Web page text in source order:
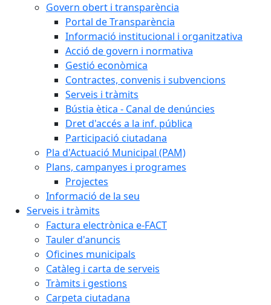
Govern obert i transparència
Portal de Transparència
Informació institucional i organitzativa
Acció de govern i normativa
Gestió econòmica
Contractes, convenis i subvencions
Serveis i tràmits
Bústia ètica - Canal de denúncies
Dret d'accés a la inf. pública
Participació ciutadana
Pla d'Actuació Municipal (PAM)
Plans, campanyes i programes
Projectes
Informació de la seu
Serveis i tràmits
Factura electrònica e-FACT
Tauler d'anuncis
Oficines municipals
Catàleg i carta de serveis
Tràmits i gestions
Carpeta ciutadana